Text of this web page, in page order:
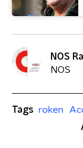
NOS
NOS
Tags roken